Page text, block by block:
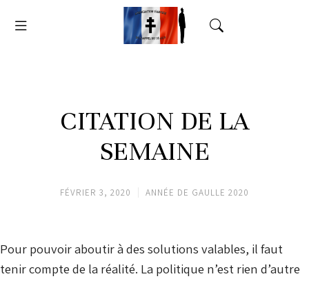
CITATION DE LA
SEMAINE
FÉVRIER 3, 2020 ANNÉE DE GAULLE 2020
Pour pouvoir aboutir à des solutions valables, il faut
tenir compte de la réalité. La politique n’est rien d’autre